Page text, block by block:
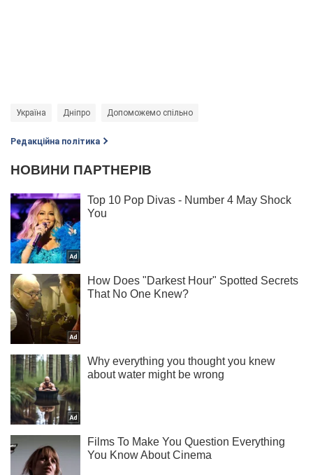
Україна Дніпро Допоможемо спільно
Редакційна політика